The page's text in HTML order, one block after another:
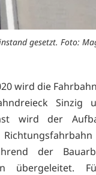
gesetzt. Foto:
wird die
Sinzig
wird der
der
übergeleitet.